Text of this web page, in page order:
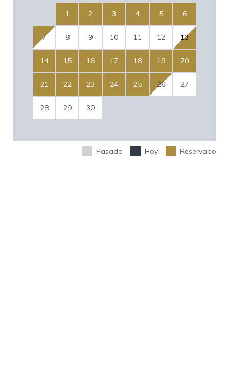
1 2 3 4 5 6
7 8 9 10 11 12 13
14 15 16 17 18 19 20
21 22 23 24 25 26 27
28 29 30
Pasado Hoy Reservado